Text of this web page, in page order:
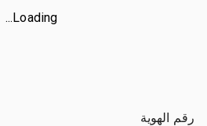
Loading...
رقم الهوية